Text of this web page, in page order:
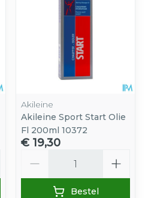
Akileine
Akileine Sport Start Olie
Fl 200ml 10372
€ 19,30
Bestel